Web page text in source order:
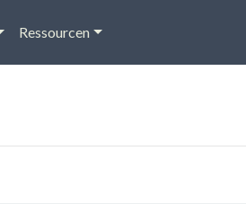
Ressourcen